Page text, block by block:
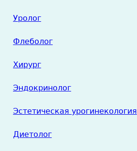
Уролог
Флеболог
Хирург
Эндокринолог
Эстетическая урогинекология
Диетолог